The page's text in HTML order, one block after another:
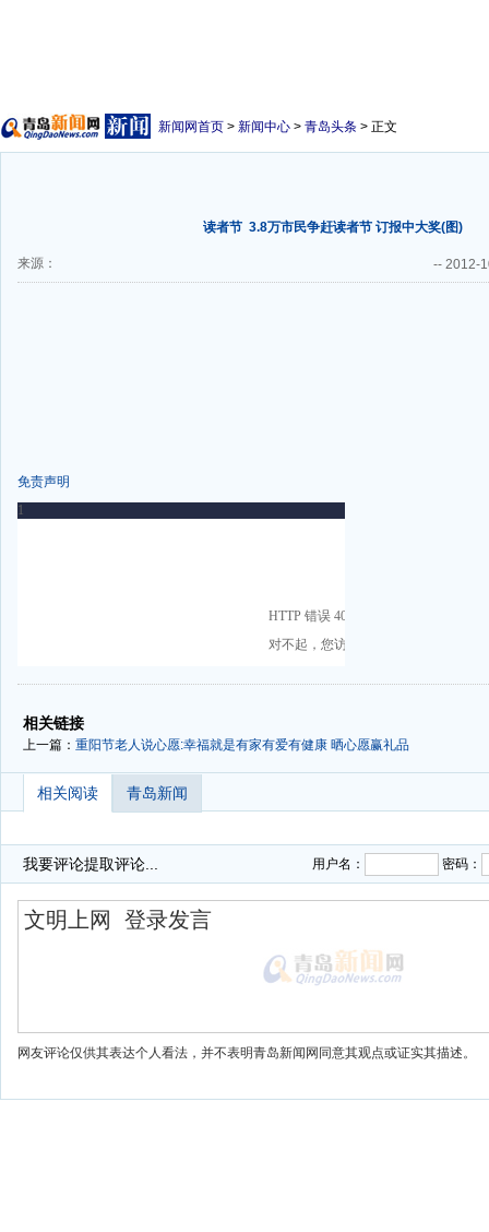
新闻网首页 > 新闻中心 > 青岛头条 > 正文
读者节 3.8万市民争赶读者节 订报中大奖(图)
来源： -- 2012-
免责声明
-
相关链接
上一篇： 重阳节老人说心愿:幸福就是有家有爱有健康 晒心愿赢礼品
相关阅读 青岛新闻
我要评论提取评论... 用户名： 密码：
网友评论仅供其表达个人看法，并不表明青岛新闻网同意其观点或证实其描述。